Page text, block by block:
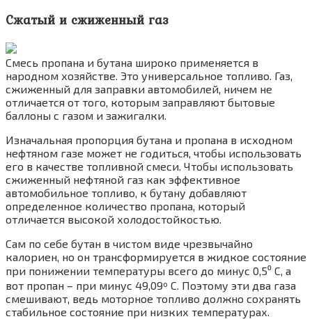
Сжатый и сжиженный газ
Смесь пропана и бутана широко применяется в
народном хозяйстве. Это универсальное топливо. Газ,
сжиженный для заправки автомобилей, ничем не
отличается от того, которым заправляют бытовые
баллоны с газом и зажигалки.
Изначальная пропорция бутана и пропана в исходном
нефтяном газе может не годиться, чтобы использовать
его в качестве топливной смеси. Чтобы использовать
сжиженный нефтяной газ как эффективное
автомобильное топливо, к бутану добавляют
определенное количество пропана, который
отличается высокой холодостойкостью.
Сам по себе бутан в чистом виде чрезвычайно
калориен, но он трансформируется в жидкое состояние
при понижении температуры всего до минус 0,5⁰ C, а
вот пропан – при минус 49,09º С. Поэтому эти два газа
смешивают, ведь моторное топливо должно сохранять
стабильное состояние при низких температурах.